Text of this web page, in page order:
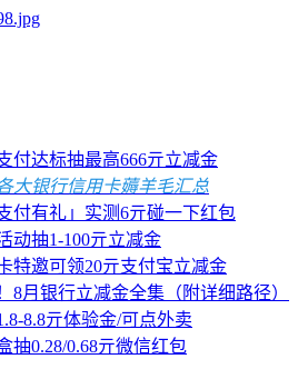
付达标抽最高666亓立减金
大银行信用卡薅羊毛汇总
付有礼」实测6亓碰一下红包
动抽1-100亓立减金
特邀可领20亓支付宝立减金
8月银行立减金全集（附详细路径）
8.8亓体验金/可点外卖
抽0.28/0.68亓微信红包